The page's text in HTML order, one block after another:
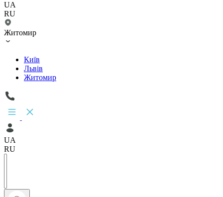
UA
RU
Житомир
Київ
Львів
Житомир
UA
RU